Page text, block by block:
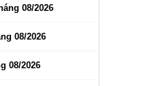
08/2026
08/2026
08/2026